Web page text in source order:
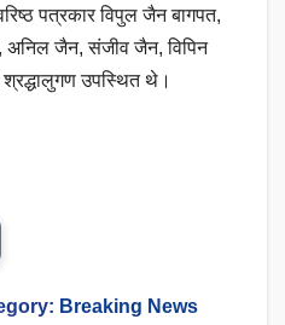
पत्रकार विपुल जैन बागपत,
जैन, संजीव जैन, विपिन
उपस्थित थे।
Breaking News